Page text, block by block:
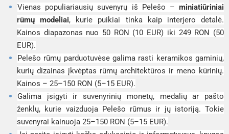
Vienas populiariausių suvenyrų iš Pelešo – miniatiūriniai
rūmų modeliai, kurie puikiai tinka kaip interjero detalė.
Kainos diapazonas nuo 50 RON (10 EUR) iki 249 RON (50
EUR).
Pelešo rūmų parduotuvėse galima rasti keramikos gaminių,
kurių dizainas įkvėptas rūmų architektūros ir meno kūrinių.
Kainos – 25–150 RON (5–15 EUR).
Galima įsigyti ir suvenyrinių monetų, medalių ar pašto
ženklų, kurie vaizduoja Pelešo rūmus ir jų istoriją. Tokie
suvenyrai kainuoja 25–150 RON (5–15 EUR).